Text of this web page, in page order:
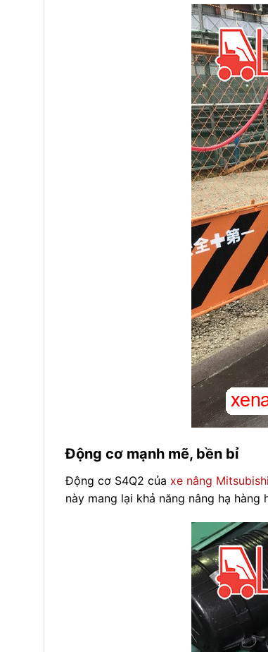
Động cơ mạnh mẽ, bền bỉ
Động cơ S4Q2 của xe nâng
này mang lại khả năng nâng hạ hàng